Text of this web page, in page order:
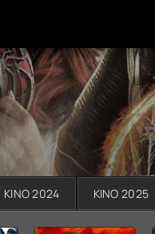
KINO 2024 KINO 2025